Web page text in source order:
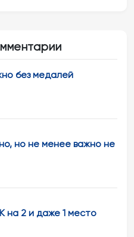
без медалей
но не менее важно не
2 и даже 1 место